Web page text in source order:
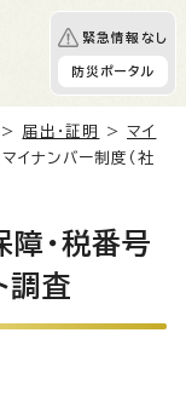
緊急情報なし
防災ポータル
> 届出・証明 >マイ
イナンバー制度（社
障・税番号
調査